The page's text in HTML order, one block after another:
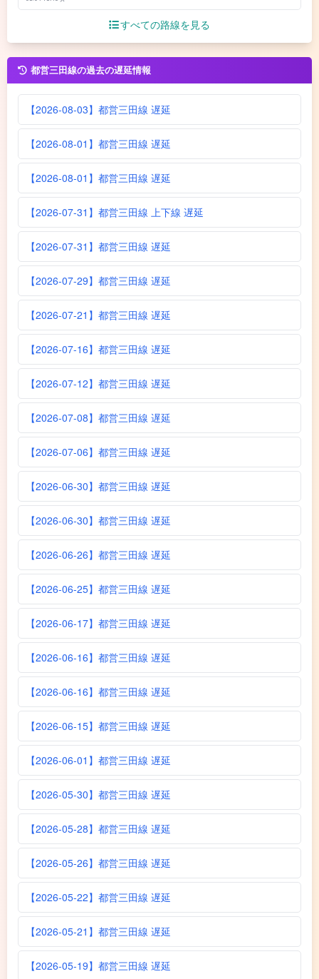
すべての路線を見る
都営三田線の過去の遅延情報
【2026-08-03】都営三田線 遅延
【2026-08-01】都営三田線 遅延
【2026-08-01】都営三田線 遅延
【2026-07-31】都営三田線 上下線 遅延
【2026-07-31】都営三田線 遅延
【2026-07-29】都営三田線 遅延
【2026-07-21】都営三田線 遅延
【2026-07-16】都営三田線 遅延
【2026-07-12】都営三田線 遅延
【2026-07-08】都営三田線 遅延
【2026-07-06】都営三田線 遅延
【2026-06-30】都営三田線 遅延
【2026-06-30】都営三田線 遅延
【2026-06-26】都営三田線 遅延
【2026-06-25】都営三田線 遅延
【2026-06-17】都営三田線 遅延
【2026-06-16】都営三田線 遅延
【2026-06-16】都営三田線 遅延
【2026-06-15】都営三田線 遅延
【2026-06-01】都営三田線 遅延
【2026-05-30】都営三田線 遅延
【2026-05-28】都営三田線 遅延
【2026-05-26】都営三田線 遅延
【2026-05-22】都営三田線 遅延
【2026-05-21】都営三田線 遅延
【2026-05-19】都営三田線 遅延